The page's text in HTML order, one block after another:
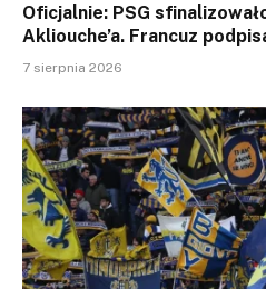
Oficjalnie: PSG
Akliouche’a. Francuz
7 sierpnia 2026